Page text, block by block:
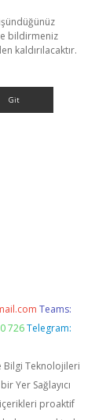
bildirmeniz
kaldırılacaktır.
Teams:
726 Telegram:
Bilgi Teknolojileri
Yer Sağlayıcı
proaktif